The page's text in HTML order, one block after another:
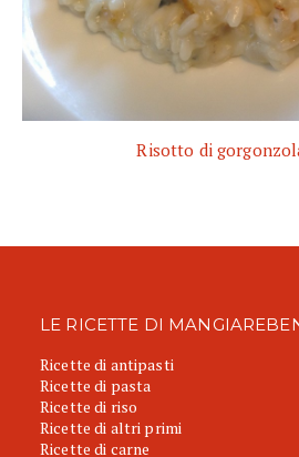
Risotto di
LE RICETTE DI
Ricette di antipasti
Ricette di pasta
Ricette di riso
Ricette di altri primi
Ricette di carne